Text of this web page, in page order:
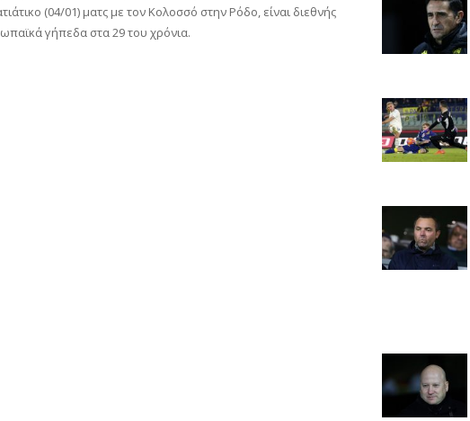
(04/01) ματς με τον Κολοσσό στην Ρόδο, είναι διεθνής
γήπεδα στα 29 του χρόνια.